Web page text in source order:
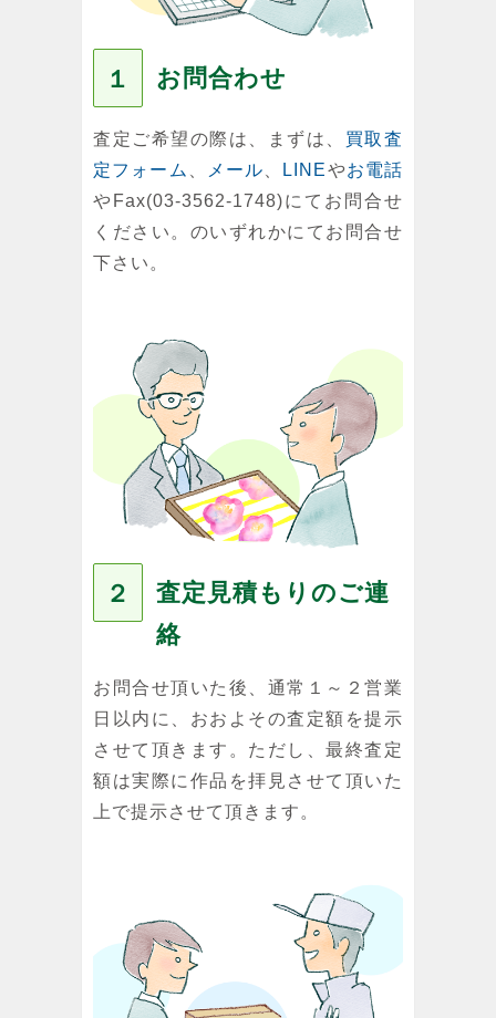
１ お問合わせ
査定ご希望の際は、まずは、 買取査
定フォーム
メール LINEやお電話
やFax(03-3562-1748)にてお問合せ
ください。のいずれかにてお問合せ
下さい。
２
査定見積もりのご連
絡
お問合せ頂いた後、通常１～２営業
日以内に、おおよその査定額を提示
させて頂きます。ただし、最終査定
額は実際に作品を拝見させて頂いた
上で提示させて頂きます。